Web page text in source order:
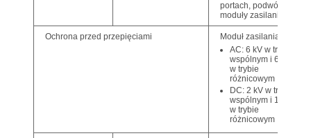
portach, podwójne
moduły zasilania)
Ochrona przed przepięciami
Moduł zasilania:
AC: 6 kV w trybie
wspólnym i 6 kV
w trybie
różnicowym
DC: 2 kV w trybie
wspólnym i 1 kV
w trybie
różnicowym